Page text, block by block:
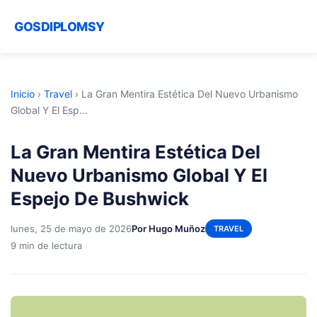
GOSDIPLOMSY
Inicio › Travel › La Gran Mentira Estética Del Nuevo Urbanismo
Global Y El Esp...
La Gran Mentira Estética Del
Nuevo Urbanismo Global Y El
Espejo De Bushwick
lunes, 25 de mayo de 2026Por Hugo Muñoz TRAVEL
9 min de lectura